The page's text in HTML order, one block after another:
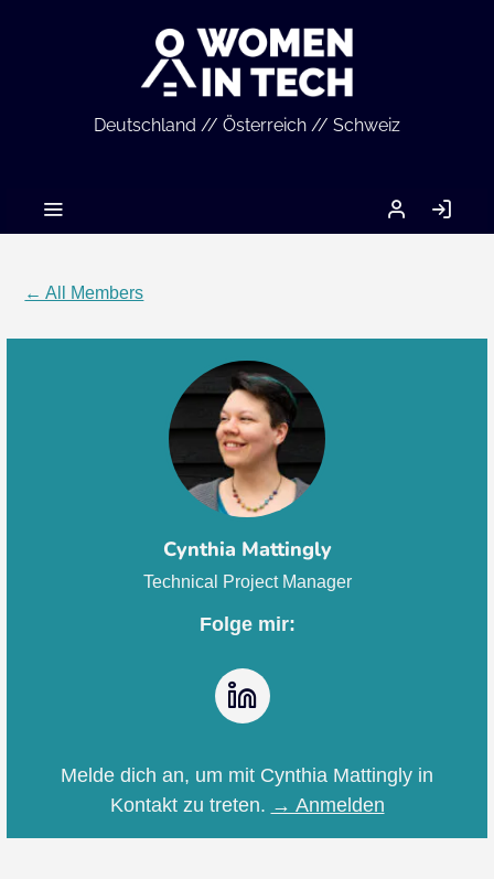
Deutschland // Österreich // Schweiz
MEIN
ACCOUNT
IN
← All Members
Cynthia Mattingly
Technical Project Manager
Folge mir:
Melde dich an, um mit Cynthia Mattingly in
Kontakt zu treten. → Anmelden